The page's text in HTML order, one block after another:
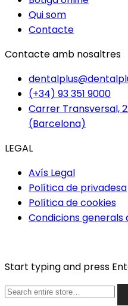
Qui som
Contacte
Contacte amb nosaltres
(+34) 93 351 9000
Carrer Transversal,
(Barcelona)
LEGAL
Avís Legal
Política de privadesa
Política de cookies
Condicions
Start typing and press